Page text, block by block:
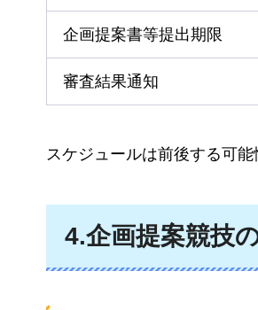
企画提案書等提出期限
審査結果通知
スケジュールは前後する可能
4.企画提案競技